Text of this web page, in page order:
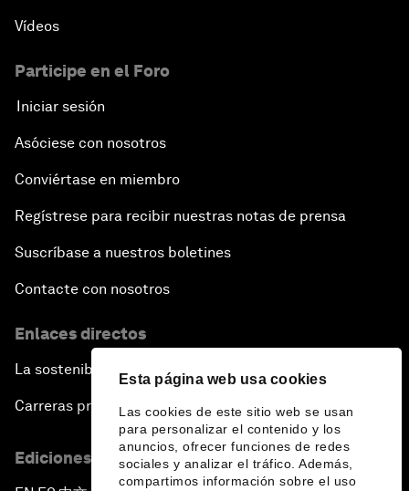
Esta página web usa cookies
Las cookies de este sitio web se usan
para personalizar el contenido y los
anuncios, ofrecer funciones de redes
sociales y analizar el tráfico. Además,
compartimos información sobre el uso
Vídeos
Participe en el Foro
Iniciar sesión
Asóciese con nosotros
Conviértase en miembro
Regístrese para recibir nuestras notas de prensa
Suscríbase a nuestros boletines
Contacte con nosotros
Enlaces directos
La sostenibilidad en el Foro
Carreras profesionales
Ediciones en otros idiomas